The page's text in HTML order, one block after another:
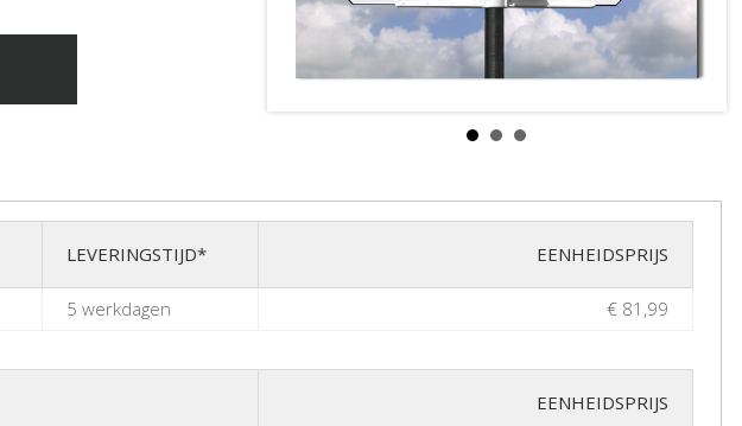
LEVERINGSTIJD* EENHEIDSPRIJS
5 werkdagen € 81,99
EENHEIDSPRIJS